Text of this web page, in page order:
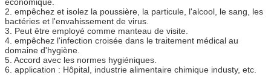
2. empêchez et isolez la poussière, la particule, l'alcool, le sang, les
bactéries et l'envahissement de virus.
3. Peut être employé comme manteau de visite.
4. empêchez l'infection croisée dans le traitement médical au
domaine d'hygiène.
5. Accord avec les normes hygiéniques.
6. application : Hôpital, industrie alimentaire chimique industy, etc.